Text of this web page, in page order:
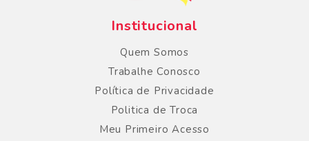
Institucional
Quem Somos
Trabalhe Conosco
Política de Privacidade
Politica de Troca
Meu Primeiro Acesso